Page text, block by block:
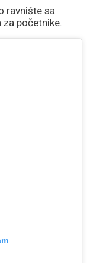
ravnište sa
početnike.